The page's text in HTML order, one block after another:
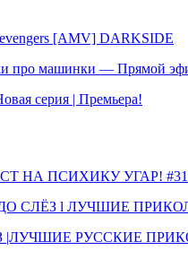
[AMV] DARKSIDE
машинки — Прямой
серия | Премьера!
НА ПСИХИКУ УГАР!
l ЛУЧШИЕ ПРИКОЛЫ
РУССКИЕ